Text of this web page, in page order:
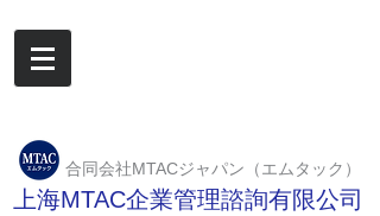
合同会社MTACジャパン（エムタック）
上海MTAC企業管理諮詢有限公司